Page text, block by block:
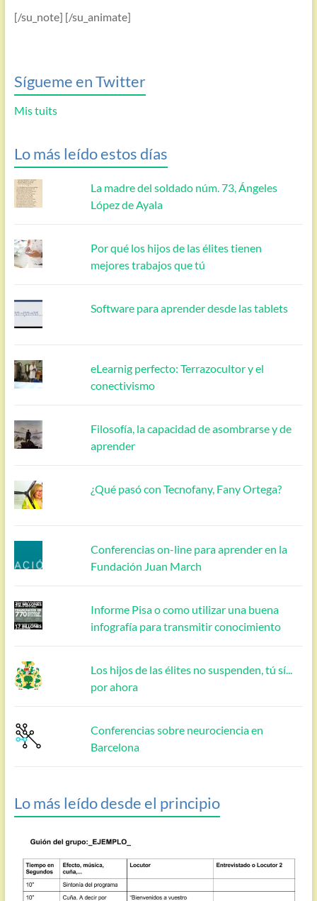
[/su_note] [/su_animate]
Sígueme en Twitter
Mis tuits
Lo más leído estos días
La madre del soldado núm. 73, Ángeles
López de Ayala
Por qué los hijos de las élites tienen
mejores trabajos que tú
Software para aprender desde las tablets
eLearnig perfecto: Terrazocultor y el
conectivismo
Filosofía, la capacidad de asombrarse y de
aprender
¿Qué pasó con Tecnofany, Fany Ortega?
Conferencias on-line para aprender en la
Fundación Juan March
Informe Pisa o como utilizar una buena
infografía para transmitir conocimiento
Los hijos de las élites no suspenden, tú sí...
por ahora
Conferencias sobre neurociencia en
Barcelona
Lo más leído desde el principio